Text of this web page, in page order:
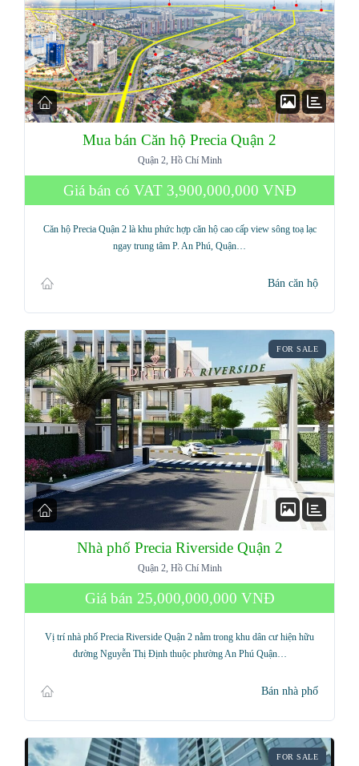
Mua bán Căn hộ Precia Quận 2
Quận 2, Hồ Chí Minh
Giá bán có VAT 3,900,000,000 VNĐ
Căn hộ Precia Quận 2 là khu phức hợp căn hộ cao cấp view sông toạ lạc
ngay trung tâm P. An Phú, Quận…
Bán căn hộ
FOR SALE
Nhà phố Precia Riverside Quận 2
Quận 2, Hồ Chí Minh
Giá bán 25,000,000,000 VNĐ
Vị trí nhà phố Precia Riverside Quận 2 nằm trong khu dân cư hiện hữu
đường Nguyễn Thị Định thuộc phường An Phú Quận…
Bán nhà phố
FOR SALE